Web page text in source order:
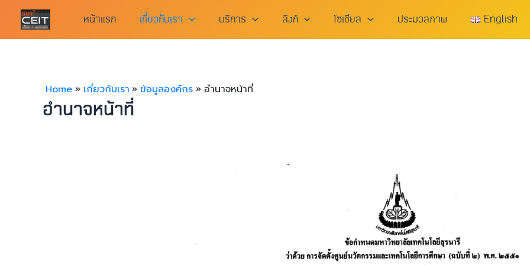
หน้าแรก เกี่ยวกับเรา บริการ ลิงก์ โซเชียล ประมวลภาพ English
Home เกี่ยวกับเรา ข้อมูลองค์กร อำนาจหน้าที่
อำนาจหน้าที่